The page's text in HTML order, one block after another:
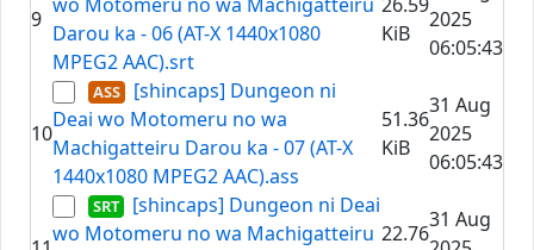
9
Darou ka - 06 (AT-X 1440x1080
MPEG2 AAC).srt
KiB
2025
06:05:43
10
[shincaps] Dungeon ni
Deai wo Motomeru no wa
Machigatteiru Darou ka - 07 (AT-X
1440x1080 MPEG2 AAC).ass
51.36
KiB
31 Aug
2025
06:05:43
[shincaps] Dungeon ni Deai
wo Motomeru no wa Machigatteiru 22.76
31 Aug